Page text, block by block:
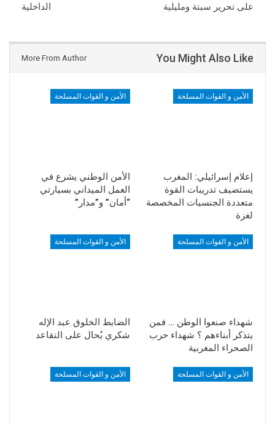
على تحرير سبتة ومليلية
الداخلية
You Might Also Like
More From Author
الأمن و القوات المسلحة
إعلام إسرائيلي: المغرب
يستضيف تدريبات القوة
متعددة الجنسيات المخصصة
لغزة
الأمن و القوات المسلحة
الأمن الوطني يشرع في
العمل الميداني بسيارتي
“أمان” و”مدار”
الأمن و القوات المسلحة
شهداء صنعوا الوطن … فمن
يتذكر أبناءهم ؟ شهداء حرب
الصحراء المغربية
الأمن و القوات المسلحة
الضابط الخلوق عبد الإله
شكري يُحال على التقاعد
الأمن و القوات المسلحة الأمن و القوات المسلحة